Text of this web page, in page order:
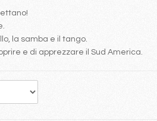
la samba e il tango.
e di apprezzare il Sud America.